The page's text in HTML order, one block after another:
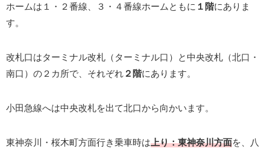
ホームは１・２番線、３・４番線ホームともに １階にありま
す。
改札口はターミナル改札（ターミナル口）と中央改札（北口・
南口）の２カ所で、それぞれ ２階にあります。
小田急線へは中央改札を出て北口から向かいます。
東神奈川・桜木町方面行き乗車時は上り：東神奈川方面を、八